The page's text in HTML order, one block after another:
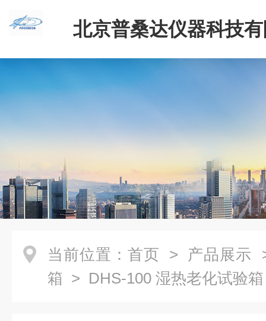
北京普桑达仪器科技
当前位置： 首页 > 产品展示
箱 > DHS-100 湿热老化试验箱